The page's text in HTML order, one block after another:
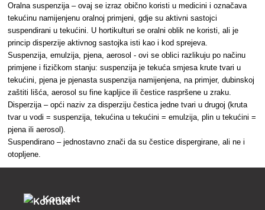
Oralna suspenzija – ovaj se izraz obično koristi u medicini i označava
tekućinu namijenjenu oralnoj primjeni, gdje su aktivni sastojci
suspendirani u tekućini. U hortikulturi se oralni oblik ne koristi, ali je
princip disperzije aktivnog sastojka isti kao i kod sprejeva.
Suspenzija, emulzija, pjena, aerosol - ovi se oblici razlikuju po načinu
primjene i fizičkom stanju: suspenzija je tekuća smjesa krute tvari u
tekućini, pjena je pjenasta suspenzija namijenjena, na primjer, dubinskoj
zaštiti lišća, aerosol su fine kapljice ili čestice raspršene u zraku.
Disperzija – opći naziv za disperziju čestica jedne tvari u drugoj (kruta
tvar u vodi = suspenzija, tekućina u tekućini = emulzija, plin u tekućini =
pjena ili aerosol).
Suspendirano – jednostavno znači da su čestice dispergirane, ali ne i
otopljene.
Kontakt